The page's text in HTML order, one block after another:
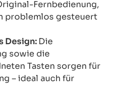
Fernbedienung,
problemlos gesteuert
Design:Die
sowie die
Tasten sorgen für
– ideal auch für